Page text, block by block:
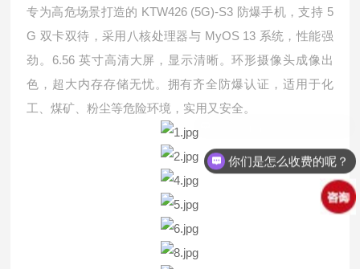
专为高危场景打造的 KTW426 (5G)-S3 防爆手机，支持 5
G 双卡双待，采用八核处理器与 MyOS 13 系统，性能强
劲。 6.56英寸高清大屏，显示清晰。环形摄像头成像出
色，超大内存存储无忧。拥有齐全防爆认证，适用于化
工、煤矿、粉尘等危险环境，实用又安全。
你们是怎么收费的呢？